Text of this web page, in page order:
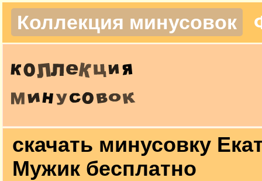
Коллекция минусовок
скачать минусовку
Мужик бесплатно